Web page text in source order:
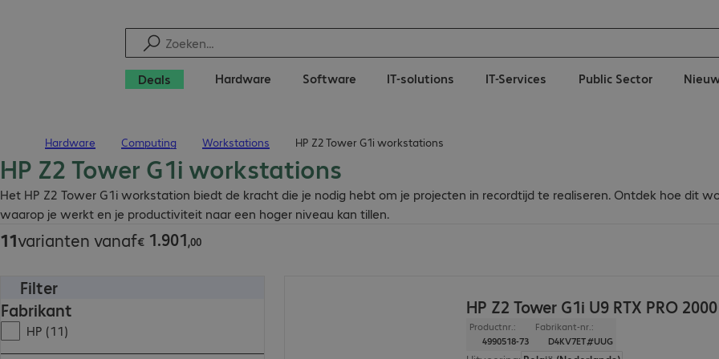
Deals Hardware Software IT-solutions IT-Services Public Sector
Hardware Computing Workstations HP Z2 Tower G1i workstations
HP Z2 Tower G1i workstations
Het HP Z2 Tower G1i workstation biedt de kracht die je nodig hebt om je projecten in recordtijd te realiseren. Ontdek hoe dit
waarop je werkt en je productiviteit naar een hoger niveau kan tillen.
11varianten vanaf€ 1.901,00
€ 1.901,00
Filter
Fabrikant
HP (11)
HP Z2 Tower G1i U9 RTX PRO
Productnr.:
4990518-73
Fabrikant-nr.:
D4KV7ET#UUG